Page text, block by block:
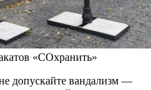
«СОхранить»
допускайте вандализм —